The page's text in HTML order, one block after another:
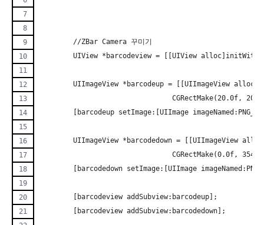
	//ZBar Camera 꾸미기
UIView *barcodeview = [[UIView
UIImageView *barcodeup = [[UIImageView
CGRectMake(20.0f,
[barcodeup setImage:[UIImage
UIImageView *barcodedown = [[UIImageView
CGRectMake(0.0f,
[barcodedown setImage:[UIImage
	[barcodeview addSubview:barcodeup];
	[barcodeview addSubview:barcodedown];